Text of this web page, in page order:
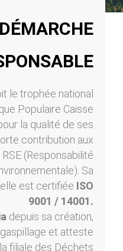
DÉMARCHE
le trophée national
Populaire Caisse
la qualité de ses
contribution aux
(Responsabilité
Sa
est certifiée ISO
9001 / 14001.
depuis sa création,
et atteste
filiale des Déchets